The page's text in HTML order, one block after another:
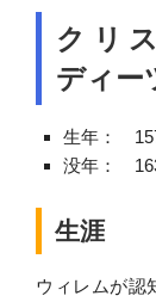
クリ
ディー
生年：
没年：
生涯
ウィレムが認